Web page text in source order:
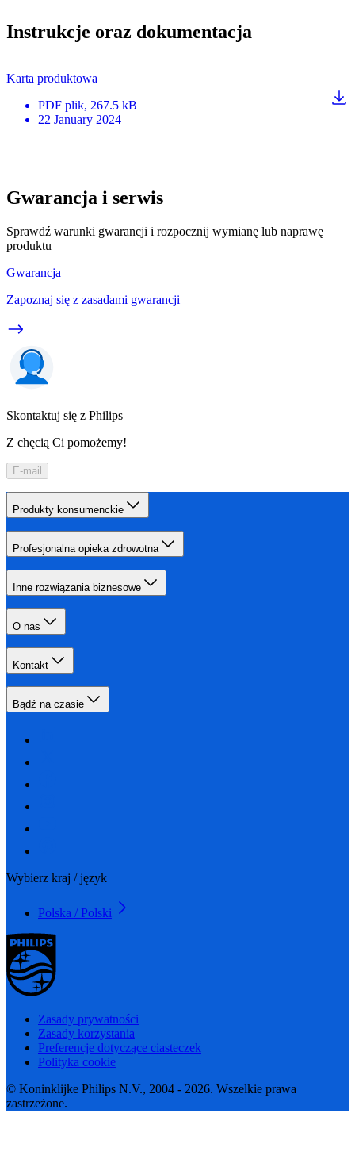
Instrukcje oraz dokumentacja
Karta produktowa
PDF plik, 267.5 kB
22 January 2024
Gwarancja i serwis
Sprawdź warunki gwarancji i rozpocznij wymianę lub naprawę
produktu
Gwarancja
Zapoznaj się z zasadami gwarancji
Skontaktuj się z Philips
Z chęcią Ci pomożemy!
E-mail
Produkty konsumenckie
Profesjonalna opieka zdrowotna
Inne rozwiązania biznesowe
O nas
Kontakt
Bądź na czasie
Wybierz kraj / język
Polska / Polski
Zasady prywatności
Zasady korzystania
Preferencje dotyczące ciasteczek
Polityka cookie
© Koninklijke Philips N.V., 2004 - 2026. Wszelkie prawa
zastrzeżone.